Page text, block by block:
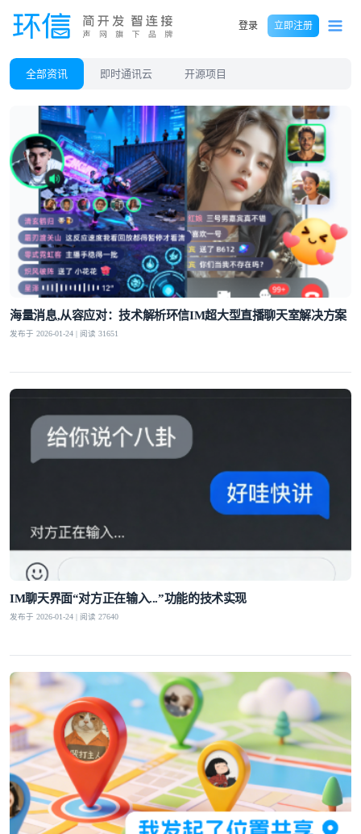
登录 立即注册
全部资讯 即时通讯云 开源项目
海量消息,从容应对：技术解析环信IM超大型直播聊天室解决方案
发布于 2026-01-24 | 阅读 31651
IM聊天界面“对方正在输入...”功能的技术实现
发布于 2026-01-24 | 阅读 27640